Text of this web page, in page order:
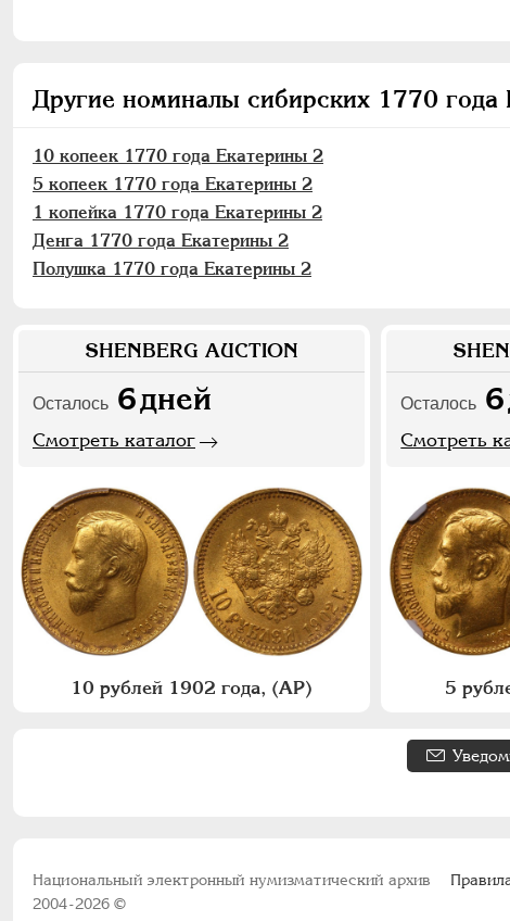
Другие номиналы сибирских 1770 года
10 копеек 1770 года Екатерины 2
5 копеек 1770 года Екатерины 2
1 копейка 1770 года Екатерины 2
Денга 1770 года Екатерины 2
Полушка 1770 года Екатерины 2
SHENBERG AUCTION
Осталось 6дней
Смотреть каталог
10 рублей 1902 года, (АР)
Осталось 6
Смотреть
5
Национальный электронный нумизматический архив
2004-2026 ©